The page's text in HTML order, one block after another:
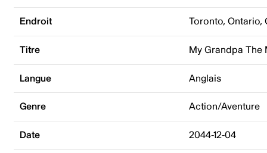
Endroit Toronto, Ontario,
Titre My Grandpa The
Langue Anglais
Genre Action/Aventure
Date 2044-12-04